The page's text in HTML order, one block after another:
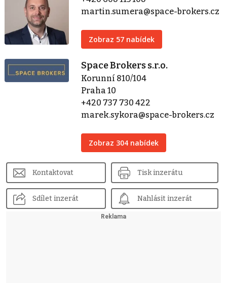
martin.sumera@space-brokers.cz
Zobraz 57 nabídek
Space Brokers s.r.o.
Korunní 810/104
Praha 10
+420 737 730 422
marek.sykora@space-brokers.cz
Zobraz 304 nabídek
Kontaktovat Tisk inzerátu
Sdílet inzerát Nahlásit inzerát